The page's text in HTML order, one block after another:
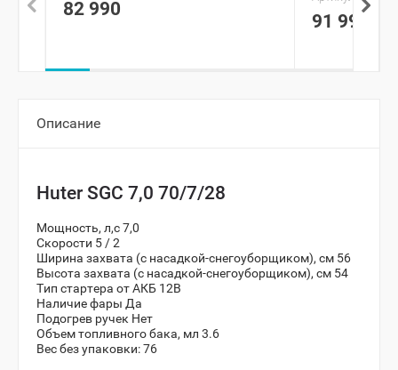
82 990
91 990
Описание
Huter SGC 7,0 70/7/28
Мощность, л,с 7,0
Скорости 5 / 2
Ширина захвата (с насадкой-снегоуборщиком), см 56
Высота захвата (с насадкой-снегоуборщиком), см 54
Тип стартера от АКБ 12В
Наличие фары Да
Подогрев ручек Нет
Объем топливного бака, мл 3.6
Вес без упаковки: 76